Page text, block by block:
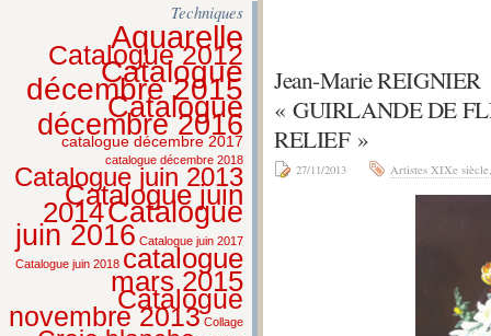
Techniques
Aquarelle
Catalogue 2012
Catalogue
décembre 2015
Catalogue
décembre 2016
catalogue décembre 2017
catalogue décembre 2018
Catalogue juin 2013
Catalogue juin
2014Catalogue
juin 2016 Catalogue juin 2017
Catalogue juin 2018 catalogue
mars 2015
Catalogue
novembre 2013 Collage
Jean-Marie REIGNIER
« GUIRLANDE DE
RELIEF »
27/11/2013 Artistes XIXe siècle